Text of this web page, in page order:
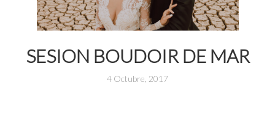
SESION BOUDOIR DE MAR
4 Octubre, 2017